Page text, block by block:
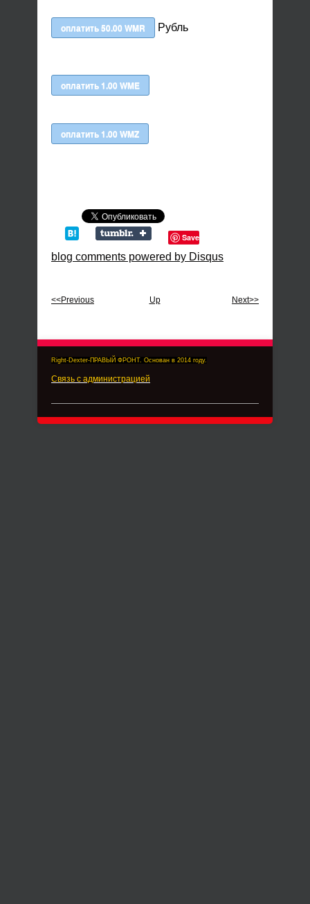
Рубль
Save
blog comments powered by Disqus
<<Previous Up Next>>
Right-Dexter-ПРАВЫЙ ФРОНТ. Основан в 2014 году.
Связь с администрацией